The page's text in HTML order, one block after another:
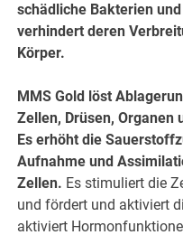
schädliche Bakterien
verhindert deren
Körper.
MMS Gold löst
Zellen, Drüsen, Organen
Es erhöht die
Aufnahme und
Zellen. Es stimuliert die
und fördert und aktiviert
aktiviert